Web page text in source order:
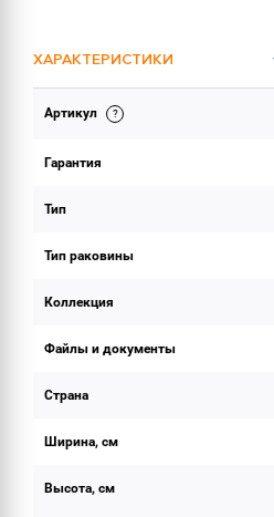
ХАРАКТЕРИСТИКИ
ИНСТРУКЦИИ И ДОКУМЕНТАЦИЯ
Артикул
Гарантия
Тип
Тип раковины
Коллекция
Файлы и документы
Страна
Ширина, см
Высота, см